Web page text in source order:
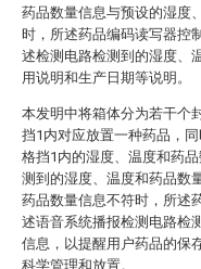
药品数量信息与预设的湿度
时，所述药品编码读写器控
述检测电路检测到的湿度、
用说明和生产日期等说明。
本发明中将箱体分为若干个
挡1内对应放置一种药品，
格挡1内的湿度、温度和药
测到的湿度、温度和药品数
药品数量信息不符时，所述
述语音系统播报检测电路检
信息，以提醒用户药品的保
科学管理和放置。